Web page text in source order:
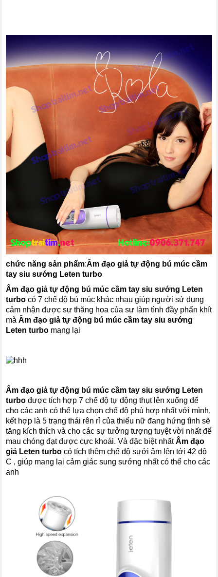
chức năng sản phẩm:Âm đạo giả tự động bú múc cầm
tay siu sướng Leten turbo
Âm đạo giả tự động bú múc cầm tay siu sướng Leten
turbo có 7 chế độ bú múc khác nhau giúp người sử dụng
cảm nhận được sự thăng hoa của sự làm tình đầy phấn khít
màÂm đạo giả tự động bú múc cầm tay siu sướng
Leten turbo mang lại
Âm đạo giả tự động bú múc cầm tay siu sướng Leten
turbo được tích hợp 7 chế độ tự động thụt lên xuống để
cho các anh có thể lựa chọn chế độ phù hợp nhất với mình,
kết hợp là 5 trạng thái rên rỉ của thiếu nữ đang hứng tình sẽ
tăng kích thích và cho các sự tưởng tượng tuyệt vời nhất để
mau chóng đạt được cực khoái. Và đặc biệt nhấtÂm đạo
giả Leten turbo có tích thêm chế độ sưởi âm lên tới 42 độ
C , giúp mang lại cảm giác sung sướng nhất có thể cho các
anh